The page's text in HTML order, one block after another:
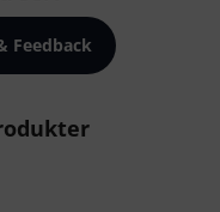
Feedback